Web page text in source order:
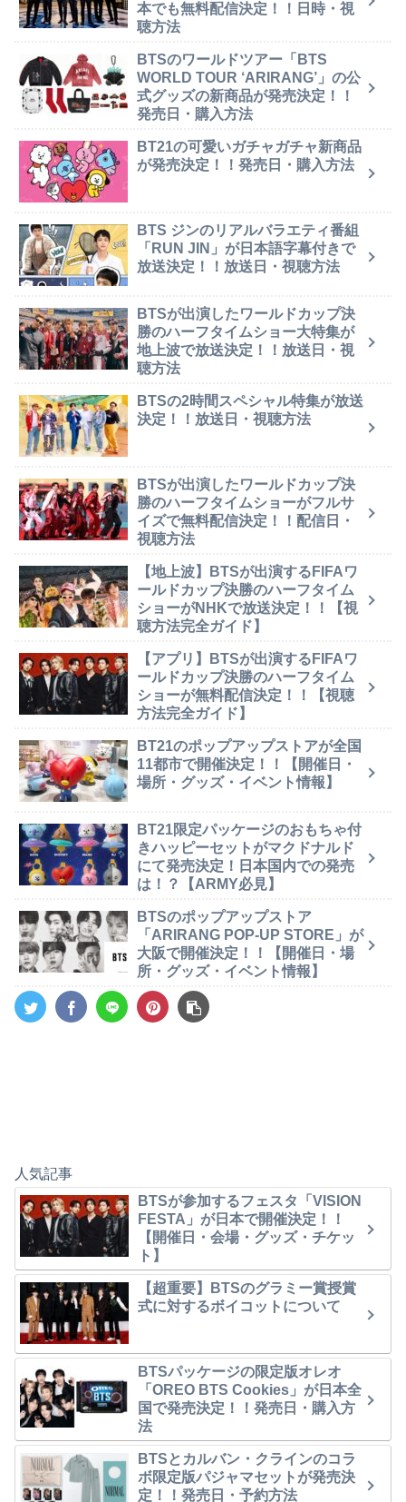
本でも無料配信決定！！日時・視
聴方法
BTSのワールドツアー「BTS
WORLD TOUR ‘ARIRANG’」の公
式グッズの新商品が発売決定！！
発売日・購入方法
BT21の可愛いガチャガチャ新商品
が発売決定！！発売日・購入方法
BTS ジンのリアルバラエティ番組
「RUN JIN」が日本語字幕付きで
放送決定！！放送日・視聴方法
BTSが出演したワールドカップ決
勝のハーフタイムショー大特集が
地上波で放送決定！！放送日・視
聴方法
BTSの2時間スペシャル特集が放送
決定！！放送日・視聴方法
BTSが出演したワールドカップ決
勝のハーフタイムショーがフルサ
イズで無料配信決定！！配信日・
視聴方法
【地上波】BTSが出演するFIFAワ
ールドカップ決勝のハーフタイム
ショーがNHKで放送決定！！【視
聴方法完全ガイド】
【アプリ】BTSが出演するFIFAワ
ールドカップ決勝のハーフタイム
ショーが無料配信決定！！【視聴
方法完全ガイド】
BT21のポップアップストアが全国
11都市で開催決定！！【開催日・
場所・グッズ・イベント情報】
BT21限定パッケージのおもちゃ付
きハッピーセットがマクドナルド
にて発売決定！日本国内での発売
は！？【ARMY必見】
BTSのポップアップストア
「ARIRANG POP-UP STORE」が
大阪で開催決定！！【開催日・場
所・グッズ・イベント情報】
人気記事
BTSが参加するフェスタ「VISION
FESTA」が日本で開催決定！！
【開催日・会場・グッズ・チケッ
ト】
【超重要】BTSのグラミー賞授賞
式に対するボイコットについて
BTSパッケージの限定版オレオ
「OREO BTS Cookies」が日本全
国で発売決定！！発売日・購入方
法
BTSとカルバン・クラインのコラ
ボ限定版パジャマセットが発売決
定！！発売日・予約方法